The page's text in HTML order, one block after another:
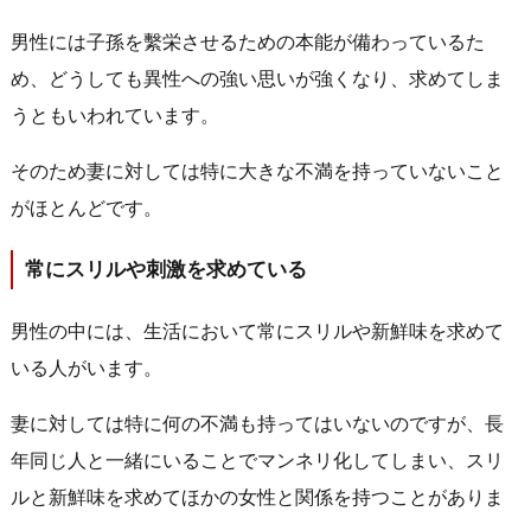
男性には子孫を繫栄させるための本能が備わっているた
め、どうしても異性への強い思いが強くなり、求めてしま
うともいわれています。
そのため妻に対しては特に大きな不満を持っていないこと
がほとんどです。
常にスリルや刺激を求めている
男性の中には、生活において常にスリルや新鮮味を求めて
いる人がいます。
妻に対しては特に何の不満も持ってはいないのですが、長
年同じ人と一緒にいることでマンネリ化してしまい、スリ
ルと新鮮味を求めてほかの女性と関係を持つことがありま